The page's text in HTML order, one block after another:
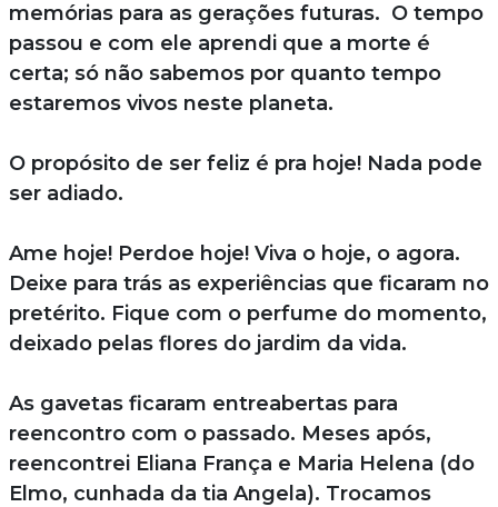
memórias para as gerações futuras. O tempo
passou e com ele aprendi que a morte é
certa; só não sabemos por quanto tempo
estaremos vivos neste planeta.
O propósito de ser feliz é pra hoje! Nada pode
ser adiado.
Ame hoje! Perdoe hoje! Viva o hoje, o agora.
Deixe para trás as experiências que ficaram no
pretérito. Fique com o perfume do momento,
deixado pelas flores do jardim da vida.
As gavetas ficaram entreabertas para
reencontro com o passado. Meses após,
reencontrei Eliana França e Maria Helena (do
Elmo, cunhada da tia Angela). Trocamos